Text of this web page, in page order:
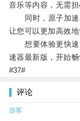
音乐等内容，无需
同时，原子加速
让您可以更加高效地
想要体验更快速
速器最新版，开始畅
#37#
评论
游客